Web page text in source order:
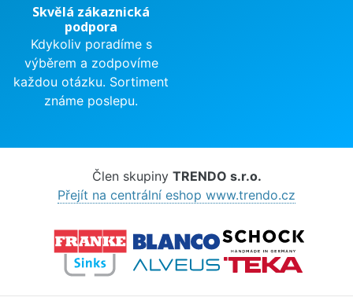
Skvělá zákaznická
podpora
Kdykoliv poradíme s
výběrem a zodpovíme
každou otázku. Sortiment
známe poslepu.
Člen skupiny TRENDO s.r.o.
Přejít na centrální eshop www.trendo.cz